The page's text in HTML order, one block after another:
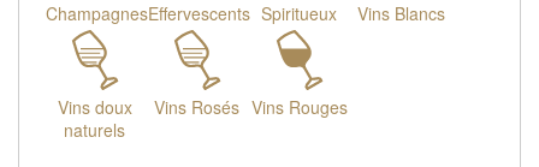
ChampagnesEffervescents Spiritueux Vins Blancs
Vins doux
naturels
Vins Rosés Vins Rouges